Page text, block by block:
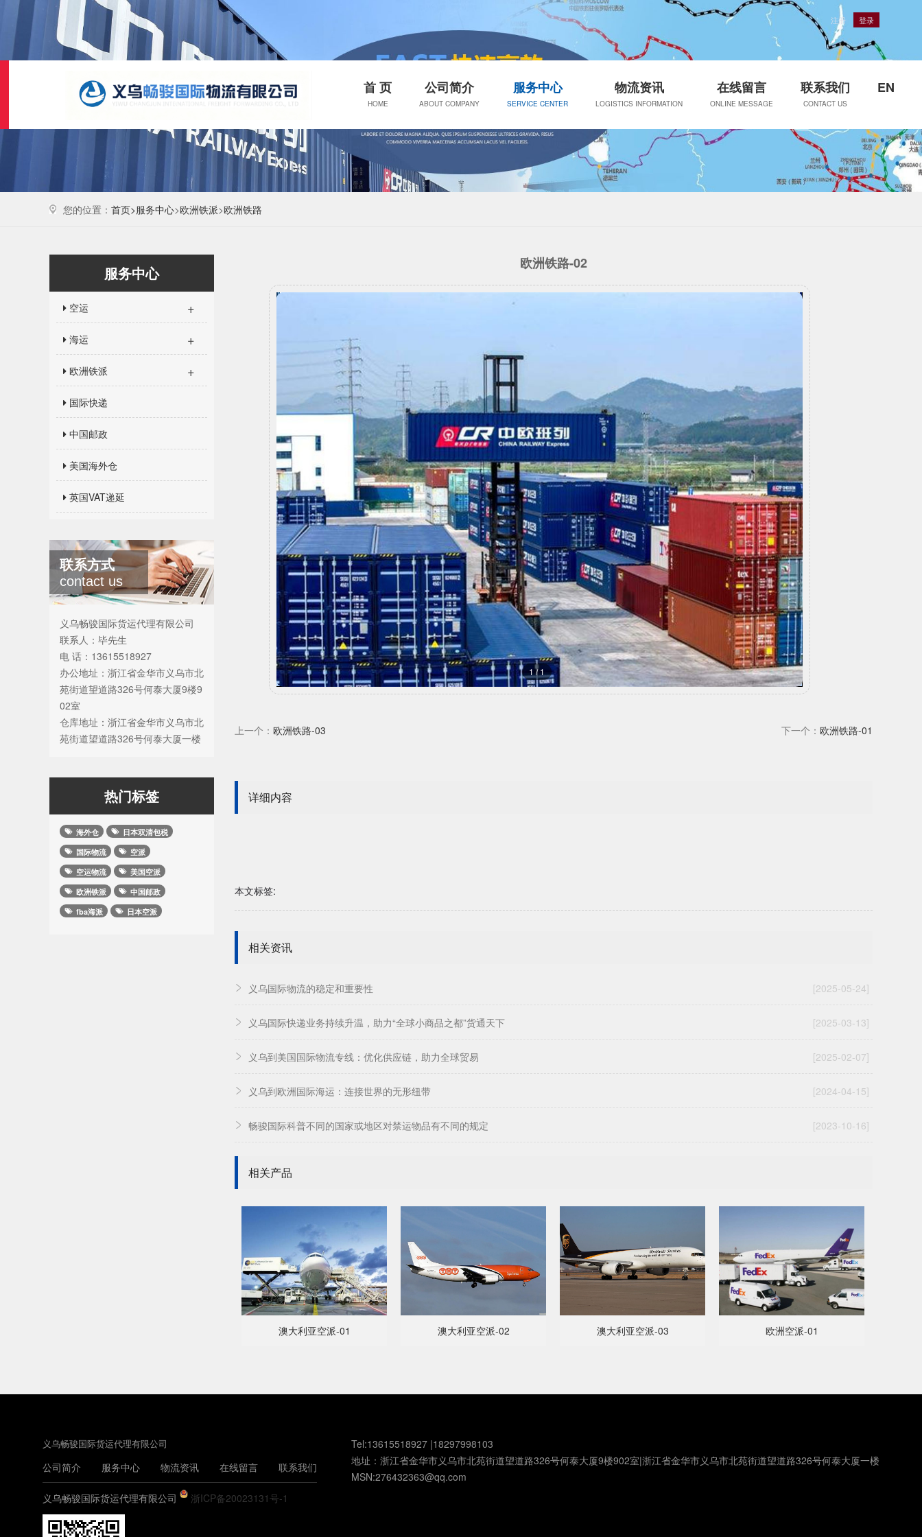
注册 登录
首 页
HOME
公司简介
ABOUT COMPANY
服务中心
SERVICE CENTER
物流资讯
LOGISTICS INFORMATION
在线留言
ONLINE MESSAGE
联系我们
CONTACT US
EN
您的位置： 首页>服务中心>欧洲铁派>欧洲铁路
服务中心
空运 +
海运 +
欧洲铁派 +
国际快递
中国邮政
美国海外仓
英国VAT递延
联系方式
contact us
义乌畅骏国际货运代理有限公司
联系人：毕先生
电 话：13615518927
办公地址：浙江省金华市义乌市北
苑街道望道路326号何泰大厦9楼9
02室
仓库地址：浙江省金华市义乌市北
苑街道望道路326号何泰大厦一楼
热门标签
海外仓
日本双清包税
国际物流
空派
空运物流
美国空派
欧洲铁派
中国邮政
fba海派
日本空派
欧洲铁路-02
1/1
上一个： 欧洲铁路-03 下一个： 欧洲铁路-01
详细内容
本文标签:
相关资讯
[2025-05-24]
义乌国际物流的稳定和重要性
[2025-03-13]
义乌国际快递业务持续升温，助力“全球小商品之都”货通天下
[2025-02-07]
义乌到美国国际物流专线：优化供应链，助力全球贸易
[2024-04-15]
义乌到欧洲国际海运：连接世界的无形纽带
[2023-10-16]
畅骏国际科普不同的国家或地区对禁运物品有不同的规定
相关产品
澳大利亚空派-01 澳大利亚空派-02 澳大利亚空派-03 欧洲空派-01
义乌畅骏国际货运代理有限公司
公司简介 服务中心 物流资讯 在线留言 联系我们
义乌畅骏国际货运代理有限公司 浙ICP备20023131号-1
Tel:13615518927 |18297998103
地址：浙江省金华市义乌市北苑街道望道路326号何泰大厦9楼902室|浙江省金华市义乌市北苑街道望道路326号何泰大厦一楼
MSN:276432363@qq.com